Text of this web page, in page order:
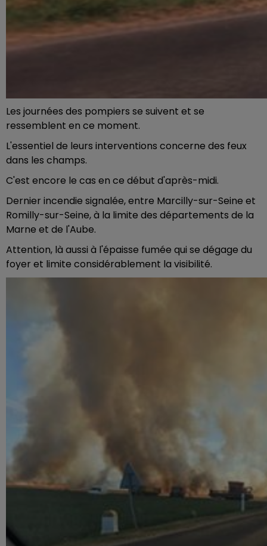
Les journées des pompiers se suivent et se
ressemblent en ce moment.
L'essentiel de leurs interventions concerne des feux
dans les champs.
C'est encore le cas en ce début d'après-midi.
Dernier incendie signalée, entre Marcilly-sur-Seine et
Romilly-sur-Seine, à la limite des départements de la
Marne et de l'Aube.
Attention, là aussi à l'épaisse fumée qui se dégage du
foyer et limite considérablement la visibilité.